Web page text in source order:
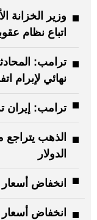
وزير الخزانة
اتباع نظام
ترامب:
نهائي لإبرام
ترامب: إيران
الذهب يتراجع
الدولار
انخفاض أسعار
انخفاض